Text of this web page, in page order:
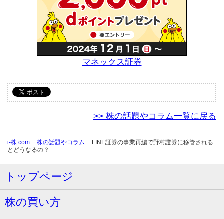
マネックス証券
>> 株の話題やコラム一覧に戻る
i-株.com 株の話題やコラム
LINE証券の事業再編で野村證券に移管される
とどうなるの？
トップページ
株の買い方